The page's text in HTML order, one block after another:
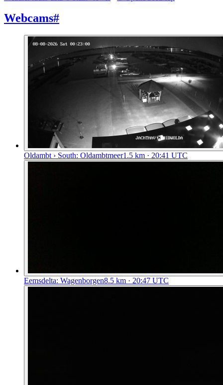
Webcams#
Oldambt › South: Oldambtmeer1.5 km · 20:41 UTC
Eemsdelta: Wagenborgen8.5 km · 20:47 UTC